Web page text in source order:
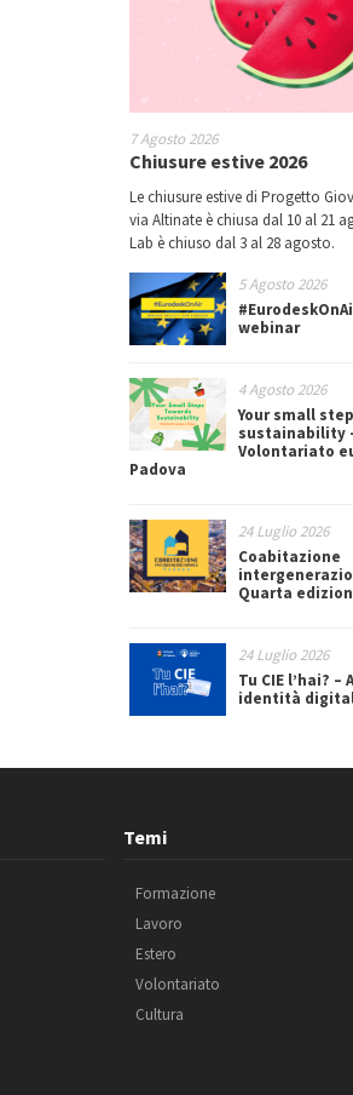
7 Agosto 2026
Chiusure estive 2026
Le chiusure estive di Progetto
via Altinate è chiusa dal 10 al 21
Lab è chiuso dal 3 al 28 agosto.
5 Agosto 2026
webinar
4 Agosto 2026
Your small
sustainability
Volontariato
Padova
24 Luglio 2026
Coabitazione
Quarta
24 Luglio 2026
Tu CIE l’hai?
identità
Temi
Formazione
Lavoro
Estero
Volontariato
Cultura